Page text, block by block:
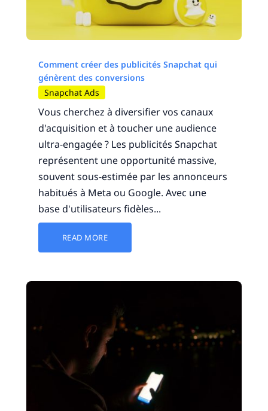
Comment créer des publicités Snapchat qui
génèrent des conversions
Snapchat Ads
Vous cherchez à diversifier vos canaux
d'acquisition et à toucher une audience
ultra-engagée ? Les publicités Snapchat
représentent une opportunité massive,
souvent sous-estimée par les annonceurs
habitués à Meta ou Google. Avec une
base d'utilisateurs fidèles...
READ MORE